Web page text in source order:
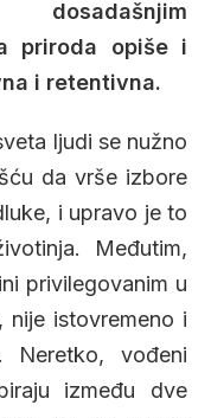
priroda opiše i
i retentivna.
ljudi se nužno
da vrše izbore
i upravo je to
Međutim,
privilegovanim u
nije istovremeno i
Neretko, vođeni
između dve